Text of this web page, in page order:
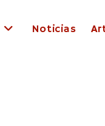
Noticias